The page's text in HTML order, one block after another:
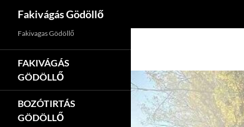
Kilépés
a
tartalomba
Fakivágás Gödöllő
Fakivagas Gödöllő
FAKIVÁGÁS
GÖDÖLLŐ
BOZÓTIRTÁS
GÖDÖLLŐ